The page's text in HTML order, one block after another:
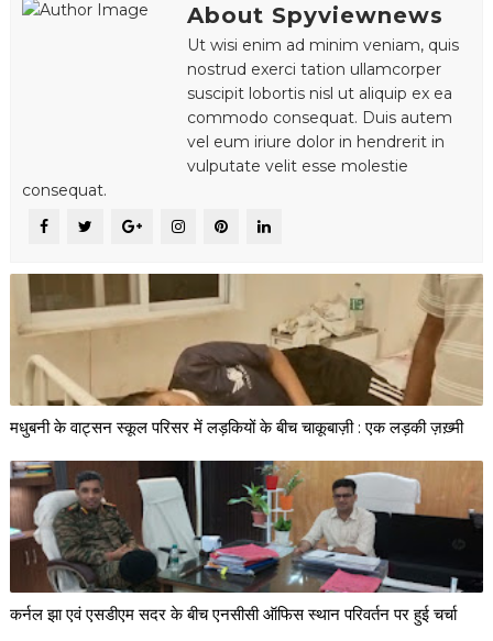
About Spyviewnews
Ut wisi enim ad minim veniam, quis
nostrud exerci tation ullamcorper
suscipit lobortis nisl ut aliquip ex ea
commodo consequat. Duis autem
vel eum iriure dolor in hendrerit in
vulputate velit esse molestie
consequat.
मधुबनी के वाट्सन स्कूल परिसर में लड़कियों के बीच चाकूबाज़ी : एक लड़की ज़ख़्मी
कर्नल झा एवं एसडीएम सदर के बीच एनसीसी ऑफिस स्थान परिवर्तन पर हुई चर्चा